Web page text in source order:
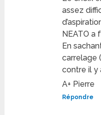
assez
NEATO a
En
carrelage
contre il y
A+ Pierre
Répondre